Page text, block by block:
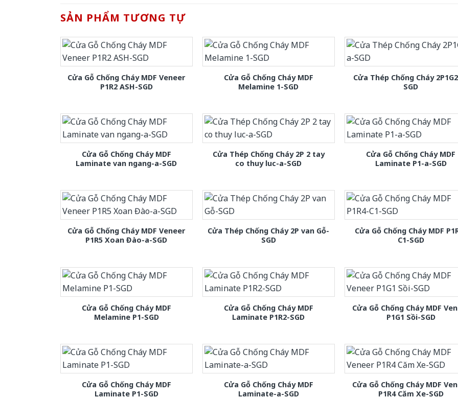
SẢN PHẨM TƯƠNG TỰ
Cửa Gỗ Chống Cháy MDF Veneer
P1R2 ASH-SGD
Cửa Gỗ Chống Cháy MDF
Melamine 1-SGD
Cửa Thép Chống Cháy
SGD
Cửa Gỗ Chống Cháy MDF
Laminate van ngang-a-SGD
Cửa Thép Chống Cháy 2P 2 tay
co thuy luc-a-SGD
Cửa Gỗ Chống Cháy MDF
Laminate P1-a-SGD
Cửa Gỗ Chống Cháy MDF Veneer
P1R5 Xoan Đào-a-SGD
Cửa Thép Chống Cháy 2P van Gỗ-
SGD
Cửa Gỗ Chống Cháy MDF
C1-SGD
Cửa Gỗ Chống Cháy MDF
Melamine P1-SGD
Cửa Gỗ Chống Cháy MDF
Laminate P1R2-SGD
Cửa Gỗ Chống Cháy MDF
P1G1 Sồi-SGD
Cửa Gỗ Chống Cháy MDF
Laminate P1-SGD
Cửa Gỗ Chống Cháy MDF
Laminate-a-SGD
Cửa Gỗ Chống Cháy MDF
P1R4 Căm Xe-SGD